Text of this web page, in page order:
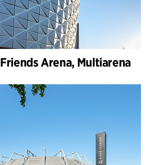
Friends Arena, Multiarena